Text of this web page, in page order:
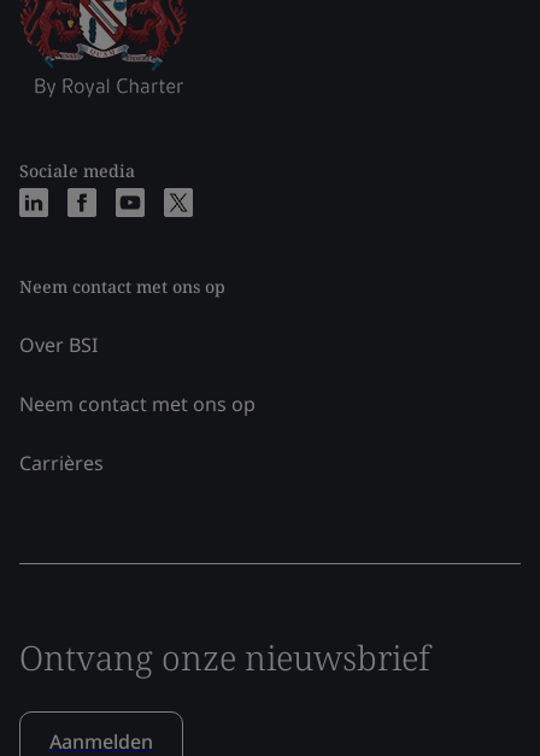
Sociale media
Neem contact met ons op
Over BSI
Neem contact met ons op
Carrières
Ontvang onze nieuwsbrief
Aanmelden